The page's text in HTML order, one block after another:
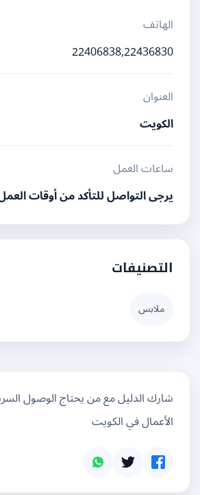
الهاتف
22406838,22436830
العنوان
الكويت
ساعات العمل
يرجى التواصل للتأكد من أوقات العمل
التصنيفات
ملابس
شارك الدليل مع من يحتاج الوصول السريع
الأعمال في الكويت